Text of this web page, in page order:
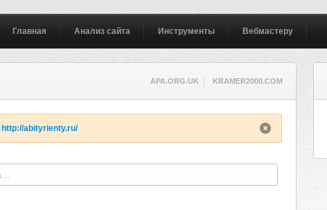
Главная Анализ сайта Инструменты Вебмастеру
APA.ORG.UK KRAMER2000.COM
http://abityrienty.ru/